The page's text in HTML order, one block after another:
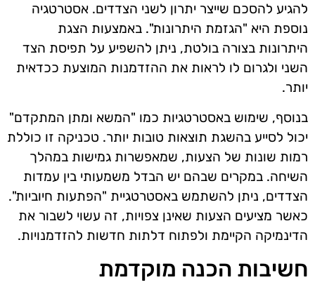
להגיע להסכם שייצר יתרון לשני הצדדים. אסטרטגיה
נוספת היא "הגזמת היתרונות". באמצעות הצגת
היתרונות בצורה בולטת, ניתן להשפיע על תפיסת הצד
השני ולגרום לו לראות את ההזדמנות המוצעת ככדאית
יותר.
בנוסף, שימוש באסטרטגיות כמו "המשא ומתן המתקדם"
יכול לסייע בהשגת תוצאות טובות יותר. טכניקה זו כוללת
רמות שונות של הצעות, שמאפשרות גמישות במהלך
השיחה. במקרים שבהם יש הבדל משמעותי בין עמדות
הצדדים, ניתן להשתמש באסטרטגיית "הפתעות חיוביות".
כאשר מציעים הצעות שאינן צפויות, זה עשוי לשבור את
הדינמיקה הקיימת ולפתוח דלתות חדשות להזדמנויות.
חשיבות הכנה מוקדמת